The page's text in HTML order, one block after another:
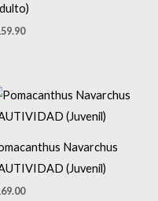
Navarchus
(Juvenil)